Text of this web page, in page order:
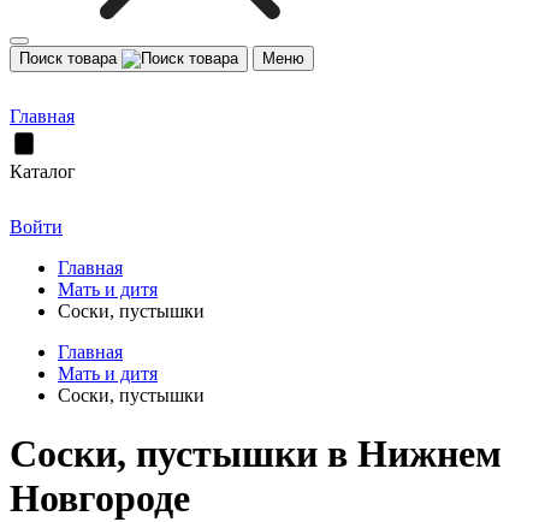
Поиск товара Меню
Главная
Каталог
Войти
Главная
Мать и дитя
Соски, пустышки
Главная
Мать и дитя
Соски, пустышки
Соски, пустышки в Нижнем
Новгороде